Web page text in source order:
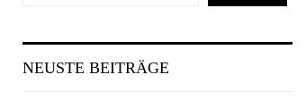
NEUSTE BEITRÄGE